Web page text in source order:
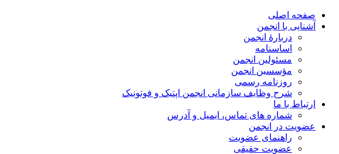
صفحه اصلی
آشنایی با انجمن
دربارۀ انجمن
اساسنامه
مسئولین انجمن
مؤسسین انجمن
روزنامه رسمی
شرح وظایف سازمانی انجمن اپتیک و فوتونیک
ارتباط با ما
شماره های تماس، ایمیل و آدرس
عضویت در انجمن
راهنمای عضویت
عضویت حقیقی